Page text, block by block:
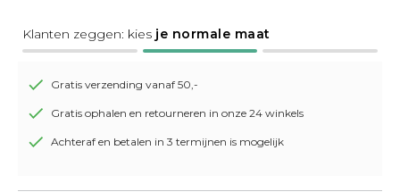
Klanten zeggen: kies je normale maat
Gratis verzending vanaf 50,-
Gratis ophalen en retourneren in onze 24 winkels
Achteraf en betalen in 3 termijnen is mogelijk